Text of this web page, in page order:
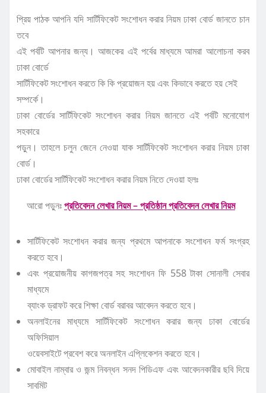
প্রিয় পাঠক আপনি যদি সার্টিফিকেট সংশোধন করার নিয়ম ঢাকা বোর্ড জানতে চান
তবে
এই পর্বটি আপনার জন্য। আজকের এই পর্বের মাধ্যমে আমরা আলোচনা করব
ঢাকা বোর্ডে
সার্টিফিকেট সংশোধন করতে কি কি প্রয়োজন হয় এবং কিভাবে করতে হয় সেই
সম্পর্কে।
ঢাকা বোর্ডের সার্টিফিকেট সংশোধন করার নিয়ম জানতে এই পর্বটি মনোযোগ
সহকারে
পড়ুন। তাহলে চলুন জেনে নেওয়া যাক সার্টিফিকেট সংশোধন করার নিয়ম ঢাকা
বোর্ড।
ঢাকা বোর্ডের সার্টিফিকেট সংশোধন করার নিয়ম নিতে দেওয়া হলঃ
আরো পড়ুনঃপ্রতিবেদন লেখার নিয়ম – প্রতিষ্ঠান প্রতিবেদন লেখার নিয়ম
সার্টিফিকেট সংশোধন করার জন্য প্রথমে আপনাকে সংশোধন ফর্ম সংগ্রহ
করতে হবে।
এবং প্রয়োজনীয় কাগজপত্র সহ সংশোধন ফি 558 টাকা সোনালী সেবার
মাধ্যমে
ব্যাংক ড্রাফট করে শিক্ষা বোর্ড বরাবর আবেদন করতে হবে।
অনলাইনের মাধ্যমে সার্টিফিকেট সংশোধন করার জন্য ঢাকা বোর্ডের
অফিসিয়াল
ওয়েবসাইটে প্রবেশ করে অনলাইন এপ্লিকেশন করতে হবে।
মোবাইল নাম্বার ও জন্ম নিবন্ধন সনদ পিডিএফ এবং আবেদনকারীর ছবি দিয়ে
সাবমিট